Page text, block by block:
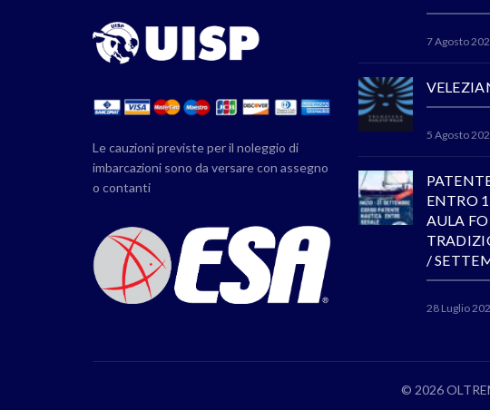
Le cauzioni previste per il noleggio di
imbarcazioni sono da versare con assegno
o contanti
7 Agosto
5 Agosto
ENTRO
AULA
/
28 Luglio
© 2026